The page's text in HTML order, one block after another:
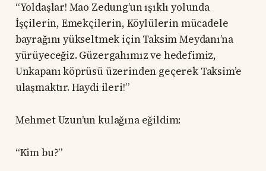
“Yoldaşlar! Mao Zedung’un ışıklı yolunda
İşçilerin, Emekçilerin, Köylülerin mücadele
bayrağını yükseltmek için Taksim Meydanı’na
yürüyeceğiz. Güzergahımız ve hedefimiz,
Unkapanı köprüsü üzerinden geçerek Taksim’e
ulaşmaktır. Haydi ileri!”
Mehmet Uzun’un kulağına eğildim:
“Kim bu?”